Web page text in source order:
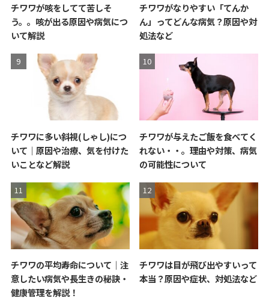
チワワが咳をしてて苦しそ
う。。咳が出る原因や病気につ
いて解説
チワワがなりやすい「てんか
ん」ってどんな病気？原因や対
処法など
チワワに多い斜視(しゃし)につ
いて｜原因や治療、気を付けた
いことなど解説
チワワが与えたご飯を食べてく
れない・・。理由や対策、病気
の可能性について
チワワの平均寿命について｜注
意したい病気や長生きの秘訣・
健康管理を解説！
チワワは目が飛び出やすいって
本当？原因や症状、対処法など